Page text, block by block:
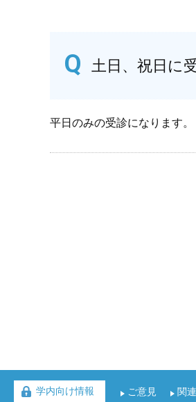
土日、祝日に
平日のみの受診になります。
学内向け情報 ご意見 関